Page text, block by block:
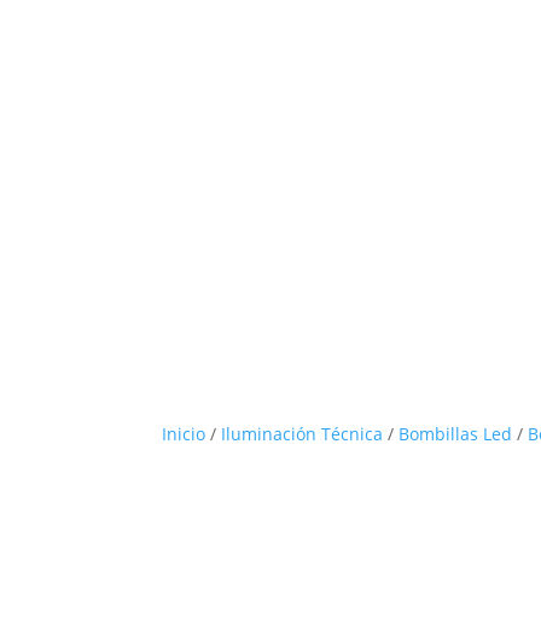
Inicio / Iluminación Técnica / Bombillas Led /